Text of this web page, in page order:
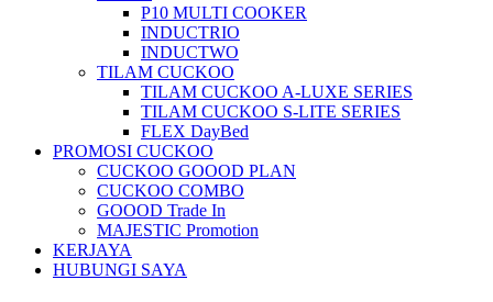
P10 MULTI COOKER
INDUCTRIO
INDUCTWO
TILAM CUCKOO
TILAM CUCKOO A-LUXE SERIES
TILAM CUCKOO S-LITE SERIES
FLEX DayBed
PROMOSI CUCKOO
CUCKOO GOOOD PLAN
CUCKOO COMBO
GOOOD Trade In
MAJESTIC Promotion
KERJAYA
HUBUNGI SAYA